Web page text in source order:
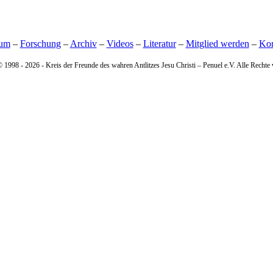
– Forschung– Archiv– Videos– Literatur– Mitglied werden –
1998 - 2026 - Kreis der Freunde des wahren Antlitzes Jesu Christi – Penuel e.V. Alle Rechte